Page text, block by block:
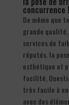
concurrence !
De même que
grande
services de
réputés. la
esthétique et
facilité,
très facile à
avec des